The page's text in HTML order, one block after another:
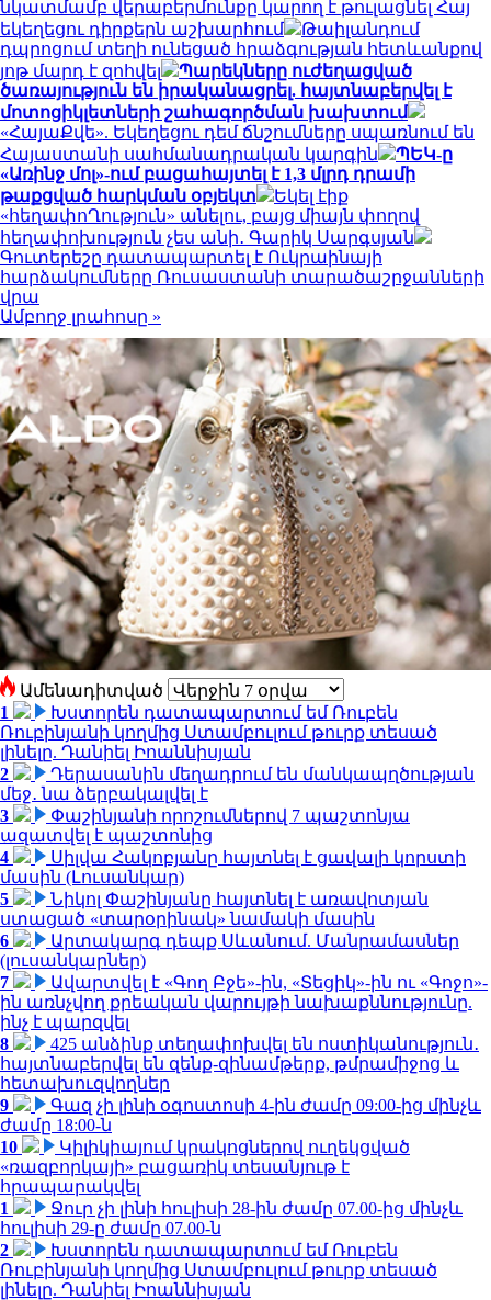
նկատմամբ վերաբերմունքը կարող է թուլացնել Հայ
եկեղեցու դիրքերն աշխարհում
Թաիլանդում
դպրոցում տեղի ունեցած հրաձգության հետևանքով
յոթ մարդ է զոհվել
Պարեկները ուժեղացված
ծառայություն են իրականացրել. հայտնաբերվել է
մոտոցիկլետների շահագործման խախտում
«ՀայաՔվե». Եկեղեցու դեմ ճնշումները սպառնում են
Հայաստանի սահմանադրական կարգին
ՊԵԿ-ը
«Առինջ մոլ»-ում բացահայտել է 1,3 մլրդ դրամի
թաքցված հարկման օբյեկտ
Եկել էիք
«հեղափոՂություն» անելու, բայց միայն փողով
հեղափոխություն չես անի․ Գարիկ Սարգսյան
Գուտերեշը դատապարտել է Ուկրաինայի
հարձակումները Ռուսաստանի տարածաշրջանների
վրա
Ամբողջ լրահոսը »
Ամենադիտված
1
Խստորեն դատապարտում եմ Ռուբեն
Ռուբինյանի կողմից Ստամբուլում թուրք տեսած
լինելը. Դանիել Իոաննիսյան
2
Դերասանին մեղադրում են մանկապղծության
մեջ․ նա ձերբակալվել է
3
Փաշինյանի որոշումներով 7 պաշտոնյա
ազատվել է պաշտոնից
4
Սիլվա Հակոբյանը հայտնել է ցավալի կորստի
մասին (Լուսանկար)
5
Նիկոլ Փաշինյանը հայտնել է առավոտյան
ստացած «տարօրինակ» նամակի մասին
6
Արտակարգ դեպք Սևանում. Մանրամասներ
(լուսանկարներ)
7
Ավարտվել է «Գող Բջե»-ին, «Տեցիկ»-ին ու «Գոջո»-
ին առնչվող քրեական վարույթի նախաքննությունը.
ինչ է պարզվել
8
425 անձինք տեղափոխվել են ոստիկանություն․
հայտնաբերվել են զենք-զինամթերք, թմրամիջոց և
հետախուզվողներ
9
Գազ չի լինի օգոստոսի 4-ին ժամը 09:00-ից մինչև
ժամը 18:00-ն
10
Կիլիկիայում կրակոցներով ուղեկցված
«ռազբորկայի» բացառիկ տեսանյութ է
հրապարակվել
1
Ջուր չի լինի հուլիսի 28-ին ժամը 07.00-ից մինչև
հուլիսի 29-ը ժամը 07.00-ն
2
Խստորեն դատապարտում եմ Ռուբեն
Ռուբինյանի կողմից Ստամբուլում թուրք տեսած
լինելը. Դանիել Իոաննիսյան